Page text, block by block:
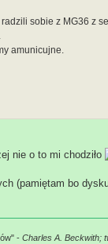
sobie z MG36 z
amunicujne.
nie o to mi chodziło
(pamiętam bo
- Charles A. Beckwith;